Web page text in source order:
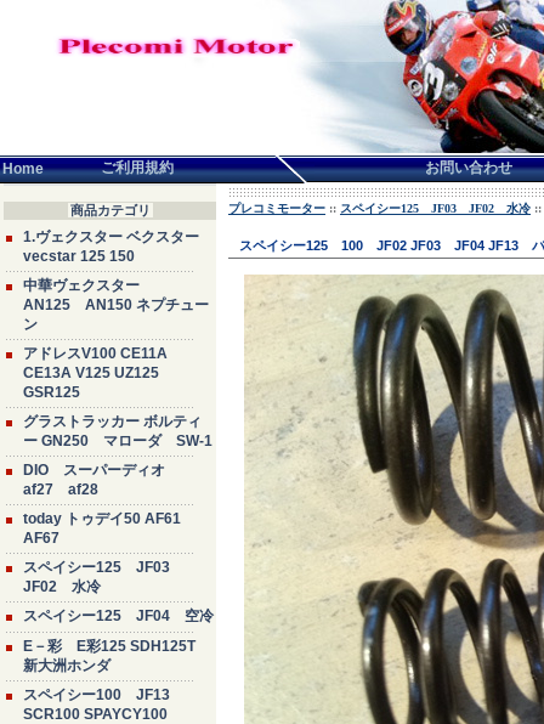
Home ご利用規約 お問い合わせ
商品カテゴリ
1.ヴェクスター ベクスター
vecstar 125 150
中華ヴェクスター
AN125 AN150 ネプチュー
ン
アドレスV100 CE11A
CE13A V125 UZ125
GSR125
グラストラッカー ボルティ
ー GN250 マローダ SW-1
DIO スーパーディオ
af27 af28
today トゥデイ50 AF61
AF67
スペイシー125 JF03
JF02 水冷
スペイシー125 JF04 空冷
E－彩 E彩125 SDH125T
新大洲ホンダ
スペイシー100 JF13
SCR100 SPAYCY100
プレコミモーター :: スペイシー125 JF03 JF02 水冷
スペイシー125 100 JF02 JF03 JF04 JF13